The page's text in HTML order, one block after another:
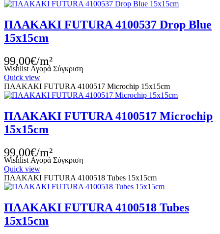
ΠΛΑΚΑΚΙ FUTURA 4100537 Drop Blue
15x15cm
99,00€/m²
Wishlist Αγορά Σύγκριση
Quick view
ΠΛΑΚΑΚΙ FUTURA 4100517 Microchip 15x15cm
ΠΛΑΚΑΚΙ FUTURA 4100517 Microchip
15x15cm
99,00€/m²
Wishlist Αγορά Σύγκριση
Quick view
ΠΛΑΚΑΚΙ FUTURA 4100518 Tubes 15x15cm
ΠΛΑΚΑΚΙ FUTURA 4100518 Tubes
15x15cm